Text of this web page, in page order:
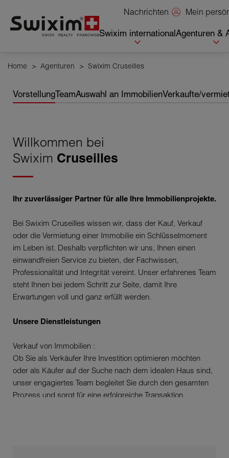
Nachrichten Mein
Swixim internationalAgenturen &
Home > Agenturen > Swixim Cruseilles
VorstellungTeamAuswahl an ImmobilienVerkaufte/
Willkommen bei
Swixim Cruseilles
Ihr zuverlässiger Partner für alle Ihre Immobilienprojekte.
Bei Swixim Cruseilles wissen wir, dass der Kauf, Verkauf
oder die Vermietung einer Immobilie ein Schlüsselmoment
im Leben ist. Deshalb verpflichten wir uns, Ihnen einen
einwandfreien Service zu bieten, der Fachwissen,
Professionalität und Integrität vereint. Unser erfahrenes Team
steht Ihnen bei jedem Schritt zur Seite, damit Ihre
Erwartungen voll und ganz erfüllt werden.
Unsere Dienstleistungen
Verkauf von Immobilien :
Ob Sie als Verkäufer Ihre Investition optimieren möchten
oder als Käufer auf der Suche nach dem idealen Haus sind,
unser engagiertes Team begleitet Sie durch den gesamten
Prozess und sorgt für eine erfolgreiche Transaktion.